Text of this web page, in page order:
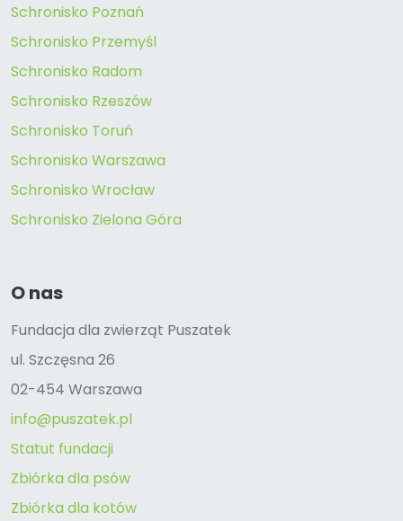
Schronisko Poznań
Schronisko Przemyśl
Schronisko Radom
Schronisko Rzeszów
Schronisko Toruń
Schronisko Warszawa
Schronisko Wrocław
Schronisko Zielona Góra
O nas
Fundacja dla zwierząt Puszatek
ul. Szczęsna 26
02-454 Warszawa
info@puszatek.pl
Statut fundacji
Zbiórka dla psów
Zbiórka dla kotów